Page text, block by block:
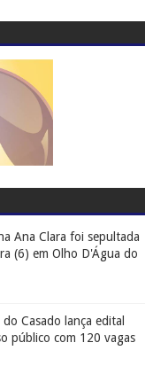
Ana Clara foi sepultada
(6) em Olho D'Água do
Casado lança edital
público com 120 vagas